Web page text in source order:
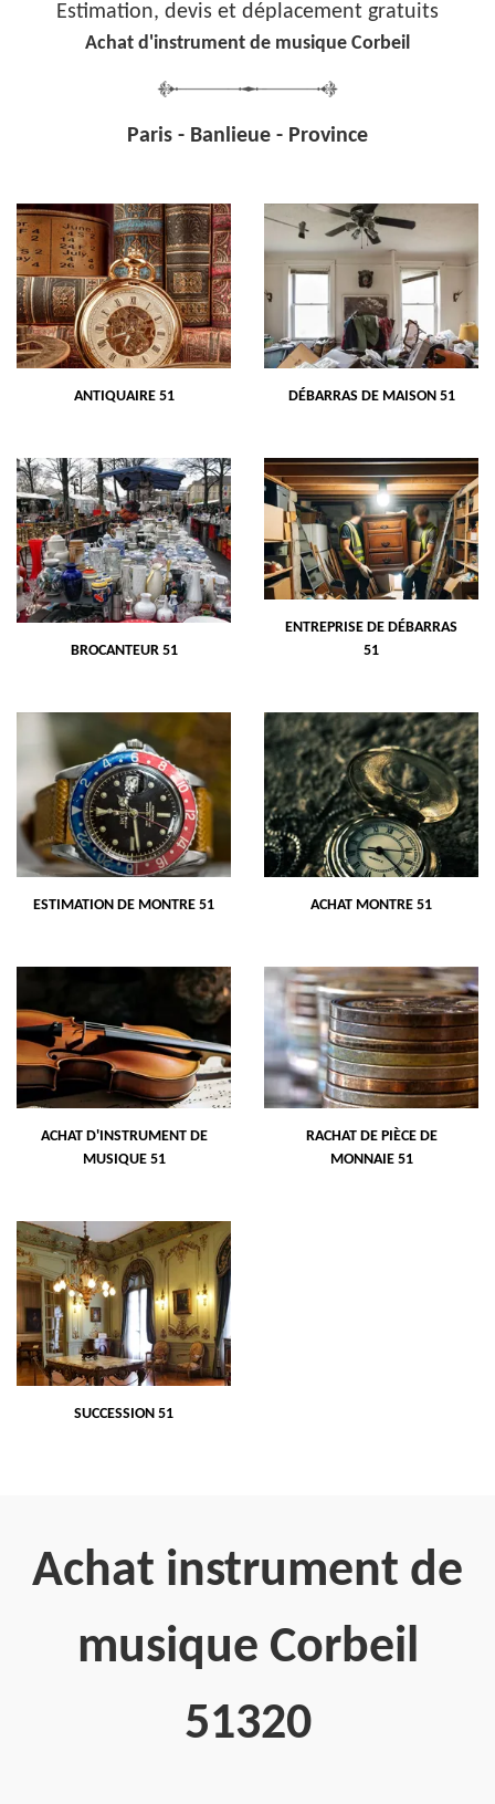
Estimation, devis et déplacement gratuits
Achat d'instrument de musique Corbeil
Paris - Banlieue - Province
ANTIQUAIRE 51 DÉBARRAS DE MAISON 51
BROCANTEUR 51
ENTREPRISE DE DÉBARRAS
51
ESTIMATION DE MONTRE 51 ACHAT MONTRE 51
ACHAT D'INSTRUMENT DE
MUSIQUE 51
RACHAT DE PIÈCE DE
MONNAIE 51
SUCCESSION 51
Achat instrument de
musique Corbeil
51320